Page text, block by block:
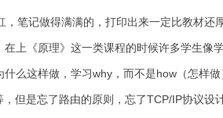
笔记做得满满的，打印出来一定比教材还
上《原理》这一类课程的时候许多学生像
么这样做，学习why，而不是how（怎样做
但是忘了路由的原则，忘了TCP/IP协议设